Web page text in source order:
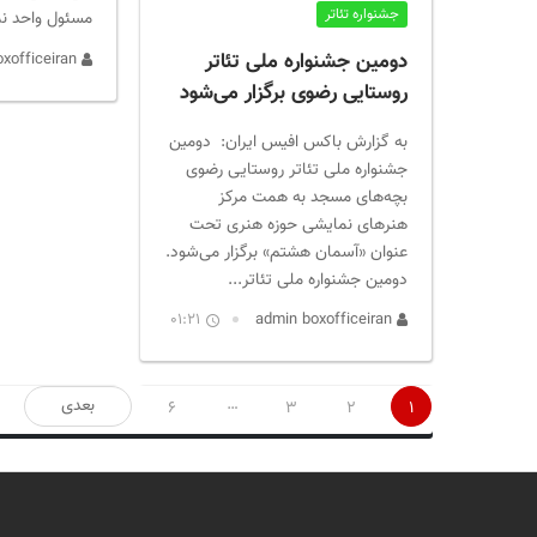
جشنواره تئاتر
دومین جشنواره ملی تئاتر
روستایی رضوی برگزار می‌شود
به گزارش باکس افیس ایران: دومین
جشنواره ملی تئاتر روستایی رضوی
بچه‌های مسجد به همت مرکز
هنرهای نمایشی حوزه هنری تحت
عنوان «آسمان هشتم» برگزار می‌شود.
دومین جشنواره ملی تئاتر...
01:21
مسئول واحد
admin boxofficeiran
صفحه‌بندی
نوشته‌ها
1
2
3
…
6 بعدی